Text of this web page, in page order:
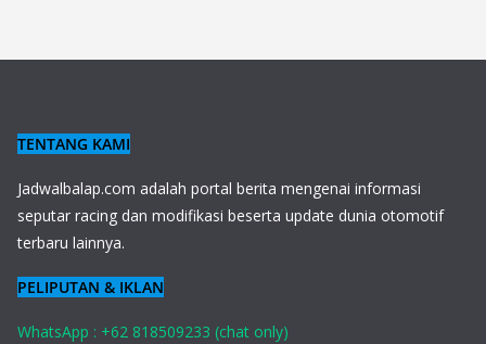
TENTANG KAMI
Jadwalbalap.com adalah portal berita mengenai informasi
seputar racing dan modifikasi beserta update dunia otomotif
terbaru lainnya.
PELIPUTAN & IKLAN
WhatsApp : +62 818509233 (chat only)